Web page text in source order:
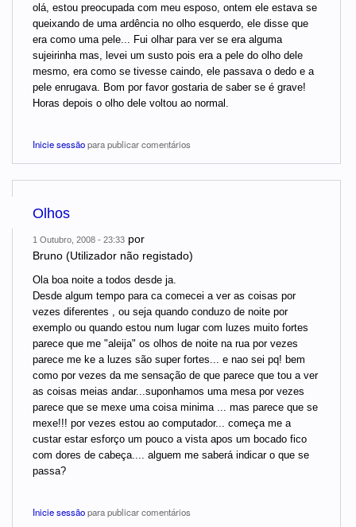
olá, estou preocupada com meu esposo, ontem ele estava se
queixando de uma ardência no olho esquerdo, ele disse que
era como uma pele... Fui olhar para ver se era alguma
sujeirinha mas, levei um susto pois era a pele do olho dele
mesmo, era como se tivesse caindo, ele passava o dedo e a
pele enrugava. Bom por favor gostaria de saber se é grave!
Horas depois o olho dele voltou ao normal.
Inicie sessãopara publicar comentários
Olhos
1 Outubro, 2008 - 23:33 por
Bruno (Utilizador não registado)
Ola boa noite a todos desde ja.
Desde algum tempo para ca comecei a ver as coisas por
vezes diferentes , ou seja quando conduzo de noite por
exemplo ou quando estou num lugar com luzes muito fortes
parece que me "aleija" os olhos de noite na rua por vezes
parece me ke a luzes são super fortes... e nao sei pq! bem
como por vezes da me sensação de que parece que tou a ver
as coisas meias andar...suponhamos uma mesa por vezes
parece que se mexe uma coisa minima ... mas parece que se
mexe!!! por vezes estou ao computador... começa me a
custar estar esforço um pouco a vista apos um bocado fico
com dores de cabeça.... alguem me saberá indicar o que se
passa?
Inicie sessãopara publicar comentários